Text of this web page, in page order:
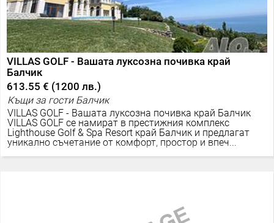
VILLAS GOLF - Вашата луксозна почивка край
Балчик
613.55 € (1200 лв.)
Къщи за гости Балчик
VILLAS GOLF - Вашата луксозна почивка край Балчик
VILLAS GOLF се намират в престижния комплекс
Lighthouse Golf & Spa Resort край Балчик и предлагат
уникално съчетание от комфорт, простор и впеч...